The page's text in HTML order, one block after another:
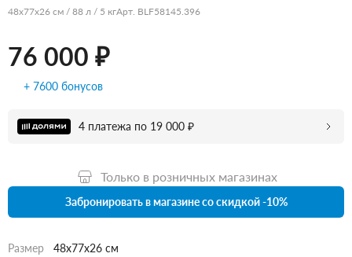
48x77x26 см / 88 л / 5 кгАрт. BLF58145.396
76 000 ₽
+ 7600 бонусов
4 платежа по 19 000 ₽
Только в розничных магазинах
Забронировать в магазине со скидкой -10%
Размер
48x77x26 см